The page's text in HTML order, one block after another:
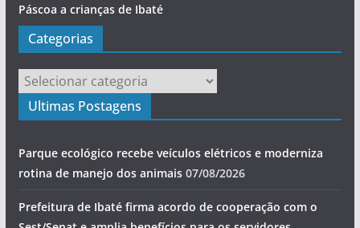
Páscoa a crianças de Ibaté
Categorias
Categorias
Ultimas Postagens
Parque ecológico recebe veículos elétricos e moderniza
rotina de manejo dos animais 07/08/2026
Prefeitura de Ibaté firma acordo de cooperação com o